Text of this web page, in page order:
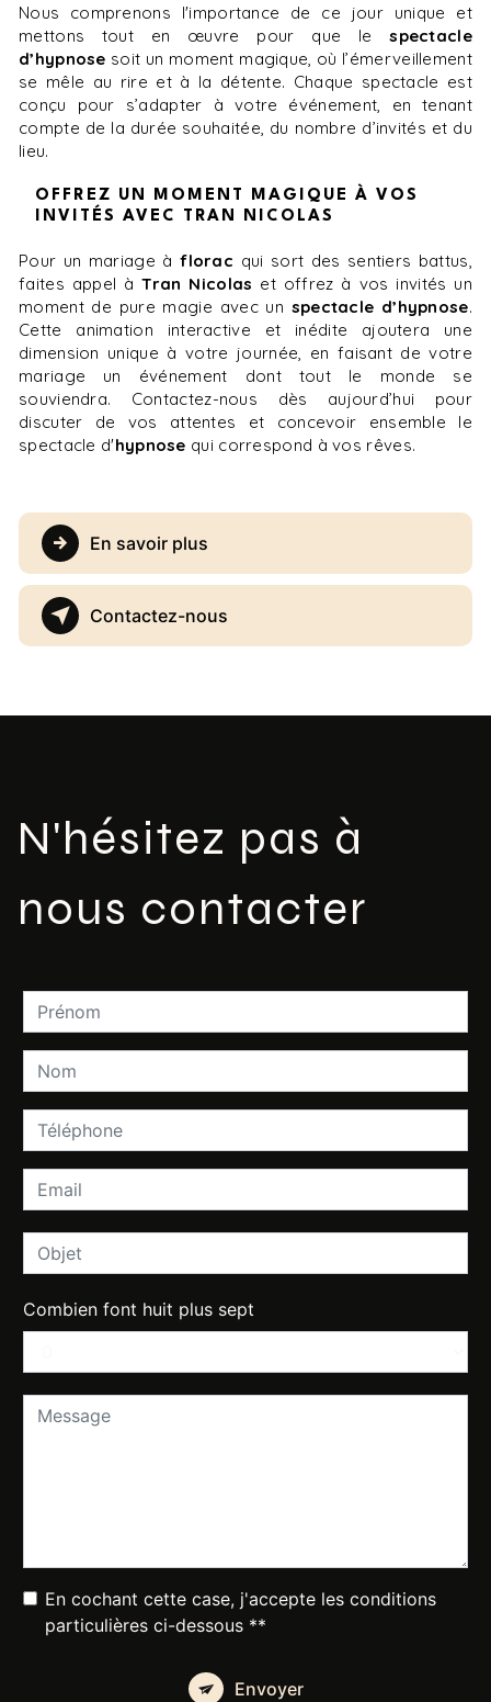
Nous comprenons l'importance de ce jour unique et
mettons tout en œuvre pour que lespectacle
d’hypnose soit un moment magique, où l’émerveillement
se mêle au rire et à la détente. Chaque spectacle est
conçu pour s’adapter à votre événement, en tenant
compte de la durée souhaitée, du nombre d’invités et du
lieu.
OFFREZ UN MOMENT MAGIQUE À VOS
INVITÉS AVEC TRAN NICOLAS
Pour un mariage àflorac qui sort des sentiers battus,
faites appel àTran Nicolas et offrez à vos invités un
moment de pure magie avec un spectacle d’hypnose.
Cette animation interactive et inédite ajoutera une
dimension unique à votre journée, en faisant de votre
mariage un événement dont tout le monde se
souviendra. Contactez-nous dès aujourd’hui pour
discuter de vos attentes et concevoir ensemble le
spectacle d'hypnose qui correspond à vos rêves.
En savoir plus
Contactez-nous
N'hésitez pas à
nous contacter
Combien font huit plus sept
En cochant cette case, j'accepte les conditions
particulières ci-dessous **
Envoyer